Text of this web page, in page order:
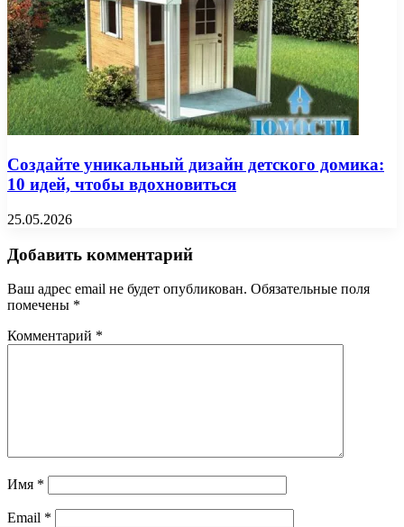
Создайте уникальный дизайн детского домика:
10 идей, чтобы вдохновиться
25.05.2026
Добавить комментарий
Ваш адрес email не будет опубликован. Обязательные поля
помечены *
Комментарий *
Имя *
Email *